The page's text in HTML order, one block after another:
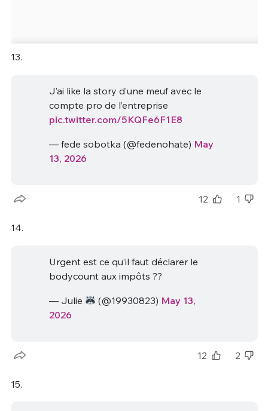
13.
J’ai like la story d’une meuf avec le
compte pro de l’entreprise
pic.twitter.com/5KQFe6F1E8
— fede sobotka (@fedenohate) May
13, 2026
12 1
14.
Urgent est ce qu’il faut déclarer le
bodycount aux impôts ??
— Julie (@19930823) May 13,
2026
12 2
15.